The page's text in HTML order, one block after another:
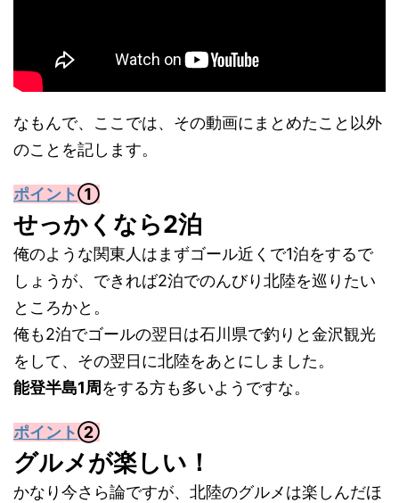
なもんで、ここでは、その動画にまとめたこと以外
のことを記します。
ポイント①
せっかくなら2泊
俺のような関東人はまずゴール近くで1泊をするで
しょうが、できれば2泊でのんびり北陸を巡りたい
ところかと。
俺も2泊でゴールの翌日は石川県で釣りと金沢観光
をして、その翌日に北陸をあとにしました。
能登半島1周 をする方も多いようですな。
ポイント②
グルメが楽しい！
かなり今さら論ですが、北陸のグルメは楽しんだほ